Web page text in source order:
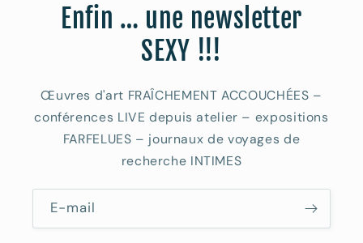
Enfin … une newsletter
SEXY !!!
Œuvres d'art FRAÎCHEMENT ACCOUCHÉES –
conférences LIVE depuis atelier – expositions
FARFELUES – journaux de voyages de
recherche INTIMES
E-mail